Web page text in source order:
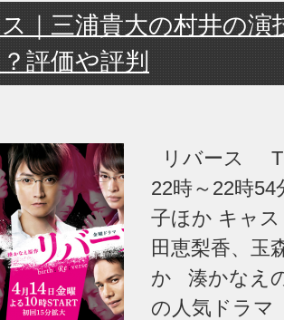
｜三浦貴大の村井の演
評価や評判
リバース
22時～22時54
子ほか キャ
田恵梨香、玉
か 湊かなえ
の人気ドラマ